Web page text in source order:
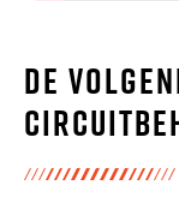
De